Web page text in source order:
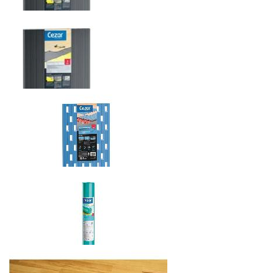
EXPERT EKO MAT
EXPERT EKO MAT
EXPERT THERMO RAPID